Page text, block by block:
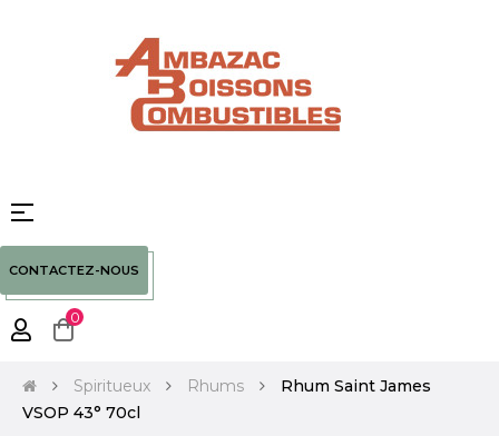
Basculer
☰
CONTACTEZ-NOUS
0
Spiritueux Rhums
Rhum Saint James
VSOP 43° 70cl